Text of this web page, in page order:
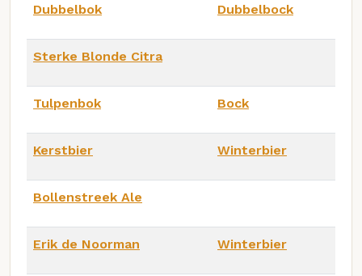
Dubbelbok Dubbelbock
Sterke Blonde Citra
Tulpenbok Bock
Kerstbier Winterbier
Bollenstreek Ale
Erik de Noorman Winterbier